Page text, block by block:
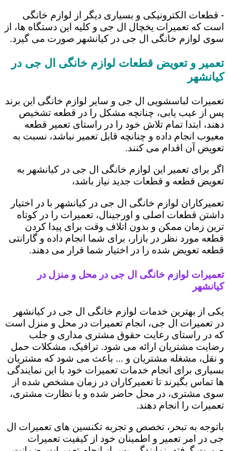
- قطعات الکترونیکی و بسیاری دیگر از لوازم خانگی
است که تعمیرات یخچال ال جی و کلیه این دستگاه ها، از
سوی لوازم خانگی ال جی در کیانشهر صورت می گیرد.
تعمیر و تعویض قطعات لوازم خانگی ال جی در
کیانشهر
تعمیرات لباسشویی ال جی و سایر لوازم خانگی این برند
پس از عیب یابی، چنانچه مشکل را در قطعه تشخیص
دهند، ابتدا تمام تلاش خود را در راستای تعمیر قطعه
معیوب انجام داده و چنانچه قابل تعمیر نباشد، نسبت به
تعویض آن اقدام می کنند.
اگر برای تعمیر این لوازم خانگی ال جی در کیانشهر به
تعویض قطعه و قطعات جدید نیاز باشد،
تعمیرکاران لوازم خانگی ال جی در کیانشهر با در اختیار
داشتن قطعات اصلی و اورجینال، تعمیرات را در کوتاه
ترین زمان ممکن و بدون اتلاف وقت برای پیدا کردن
قطعه مورد نظر در بازار، برای شما انجام داده و گارانتی
قطعه تعویض شده را در اختیار شما قرار می دهند.
تعمیرات لوازم خانگی ال جی در محل و منزل در
کیانشهر
یکی از بهترین خدمات لوازم خانگی ال جی در کیانشهر
در تعمیرات ال جی، انجام تعمیرات در محل و منزل است
که در راستای رعایت حقوق مشتری مداری و جلب
رضایت مشتریان ارائه می شود. ترافیک، مشکلات حمل
و نقل، مشغله مشتریان و ... باعث می شود که مشتریان
بسیاری برای انجام خدمات تعمیرات خود با این نمایندگی
ها تماس بگیرند تا تعمیرکاران در زمان مشخص شده از
سوی مشتری، در محل حاضر شده و با نظارت مشتری،
تعمیرات را انجام دهند.
باتوجه به تبحر، تخصص و تجربه تکنسین های تعمیرات ال
جی در امر تعمیر و اطمینان خود از کیفیت تعمیرات